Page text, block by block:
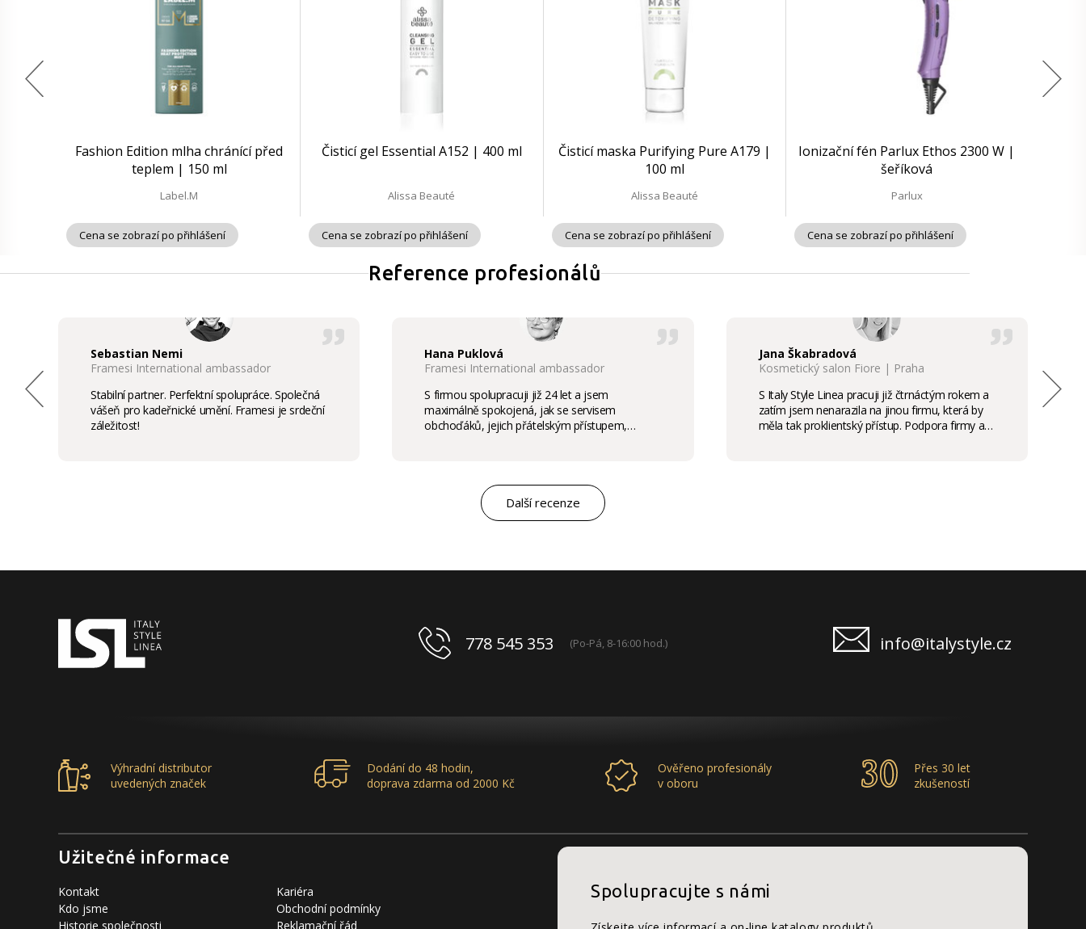
Fashion Edition mlha chránící před
teplem | 150 ml
Label.M
Cena se zobrazí po přihlášení
Čisticí gel Essential A152 | 400 ml
Alissa Beauté
Cena se zobrazí po přihlášení
Čisticí maska Purifying Pure A179 |
100 ml
Alissa Beauté
Cena se zobrazí po přihlášení
Ionizační fén Parlux Ethos 2300 W |
šeříková
Parlux
Cena se zobrazí po přihlášení
Reference profesionálů
Sebastian Nemi
Framesi International ambassador
Stabilní partner. Perfektní spolupráce. Společná
vášeň pro kadeřnické umění. Framesi je srdeční
záležitost!
Hana Puklová
Framesi International ambassador
S firmou spolupracuji již 24 let a jsem
maximálně spokojená, jak se servisem
obchoďáků, jejich přátelským přístupem,
marketingovým servisem. Pro mě je to po těch
letech „druhá rodina“. Myslím, že ty roky
spolupráce mluví za vše.
Jana Škabradová
Kosmetický salon Fiore | Praha
S Italy Style Linea pracuji již čtrnáctým rokem a
zatím jsem nenarazila na jinou firmu, která by
měla tak proklientský přístup. Podpora firmy a
Další recenze
778 545 353 (Po-Pá, 8-16:00 hod.) info@italystyle.cz
Výhradní distributor
uvedených značek
Dodání do 48 hodin,
doprava zdarma od 2000 Kč
Ověřeno profesionály
v oboru
Přes 30 let
zkušeností
Užitečné informace
Kontakt
Kdo jsme
Historie společnosti
Kariéra
Obchodní podmínky
Reklamační řád
Spolupracujte s námi